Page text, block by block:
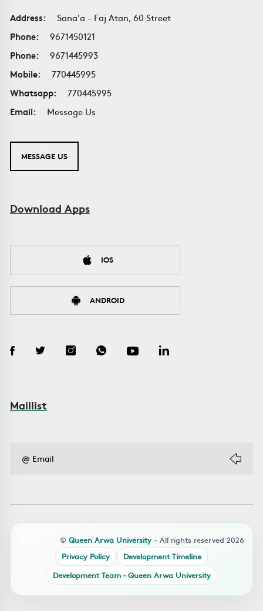
Address:
Sana'a - Faj Atan, 60 Street
Phone:
9671450121
Phone:
9671445993
Mobile:
770445995
Whatsapp:
770445995
Email:
Message Us
MESSAGE US
Download Apps
IOS
ANDROID
Maillist
© Queen Arwa University - All rights reserved 2026
Privacy Policy
Development Timeline
Development Team – Queen Arwa University